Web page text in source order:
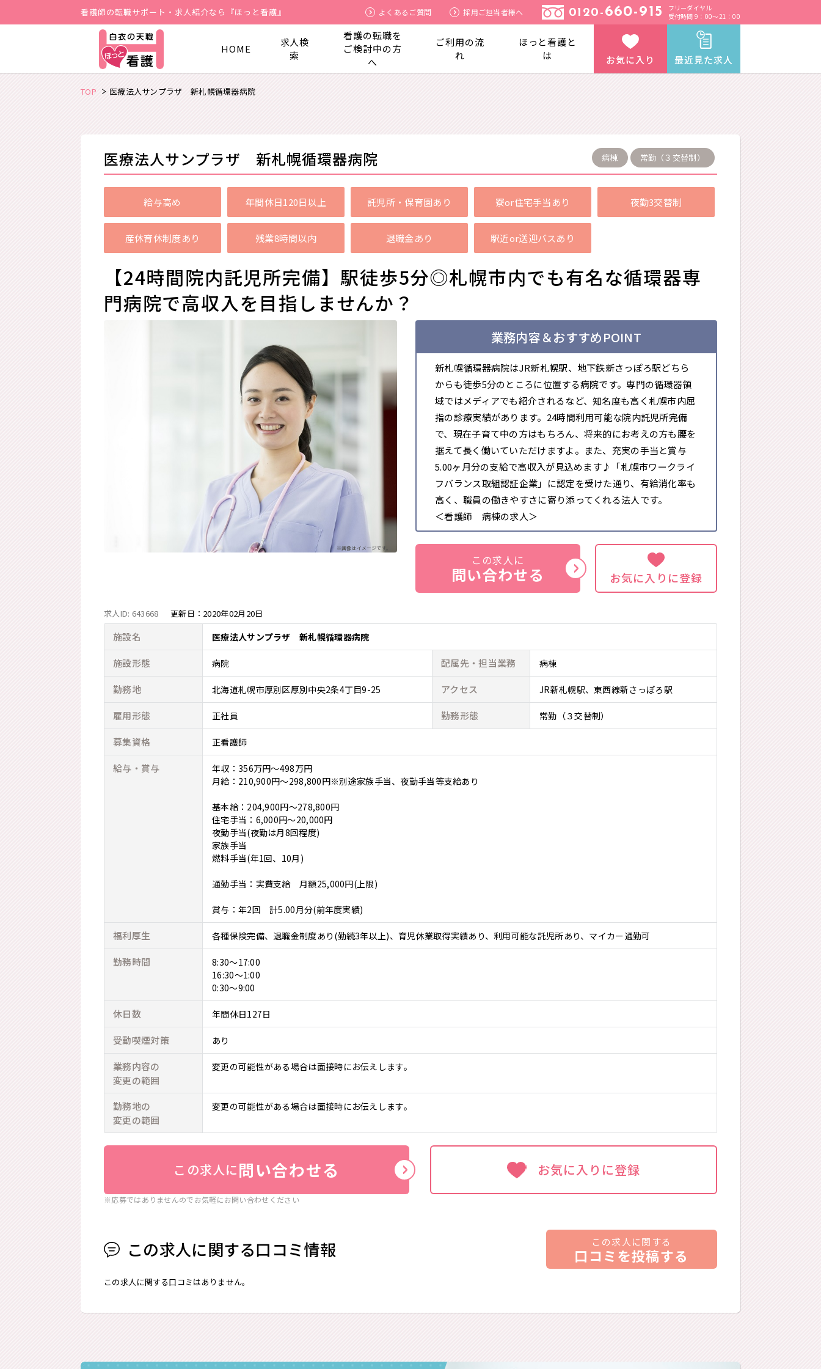
お気に入り 最近見た求人
看護師の転職サポート・求人紹介なら『ほっと看護』 よくあるご質問 採用ご担当者様へ 0120- 660-915
フリーダイヤル
受付時間 9：00～21：00
HOME
求人検
索
看護の転職を
ご検討中の方
へ
ご利用の流
れ
ほっと看護と
は
TOP 医療法人サンプラザ 新札幌循環器病院
医療法人サンプラザ 新札幌循環器病院 病棟 常勤（３交替制）
給与高め 年間休日120日以上 託児所・保育園あり 寮or住宅手当あり 夜勤3交替制
産休育休制度あり 残業8時間以内 退職金あり 駅近or送迎バスあり
【24時間院内託児所完備】駅徒歩5分◎札幌市内でも有名な循環器専
門病院で高収入を目指しませんか？
※画像はイメージです。
業務内容＆おすすめPOINT
新札幌循環器病院はJR新札幌駅、地下鉄新さっぽろ駅どちら
からも徒歩5分のところに位置する病院です。専門の循環器領
域ではメディアでも紹介されるなど、知名度も高く札幌市内屈
指の診療実績があります。24時間利用可能な院内託児所完備
で、現在子育て中の方はもちろん、将来的にお考えの方も腰を
据えて長く働いていただけますよ。また、充実の手当と賞与
5.00ヶ月分の支給で高収入が見込めます♪「札幌市ワークライ
フバランス取組認証企業」に認定を受けた通り、有給消化率も
高く、職員の働きやすさに寄り添ってくれる法人です。
＜看護師 病棟の求人＞
この求人に
問い合わせる お気に入りに登録
求人ID: 643668 更新日： 2020年02月20日
施設名 医療法人サンプラザ 新札幌循環器病院
施設形態 病院 配属先・担当業務 病棟
勤務地 北海道札幌市厚別区厚別中央2条4丁目9-25 アクセス JR新札幌駅、東西線新さっぽろ駅
雇用形態 正社員 勤務形態 常勤（３交替制）
募集資格 正看護師
給与・賞与
年収：356万円～498万円
月給：210,900円～298,800円※別途家族手当、夜勤手当等支給あり
基本給：204,900円～278,800円
住宅手当：6,000円～20,000円
夜勤手当(夜勤は月8回程度)
家族手当
燃料手当(年1回、10月)
通勤手当：実費支給 月額25,000円(上限)
賞与：年2回 計5.00月分(前年度実績)
福利厚生 各種保険完備、退職金制度あり(勤続3年以上)、育児休業取得実績あり、利用可能な託児所あり、マイカー通勤可
勤務時間
8:30～17:00
16:30～1:00
0:30～9:00
休日数 年間休日127日
受動喫煙対策 あり
業務内容の
変更の範囲
変更の可能性がある場合は面接時にお伝えします。
勤務地の
変更の範囲
変更の可能性がある場合は面接時にお伝えします。
この求人に問い合わせる お気に入りに登録
※応募ではありませんのでお気軽にお問い合わせください
この求人に関する口コミ情報 この求人に関する
口コミを投稿する
この求人に関する口コミはありません。